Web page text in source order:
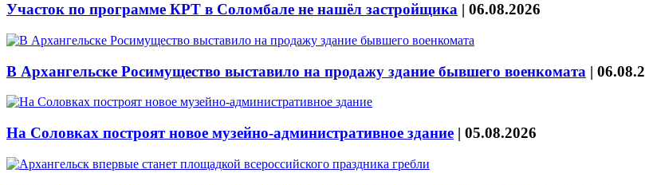
Участок по программе КРТ в Соломбале не нашёл застройщика | 06.08.2026
В Архангельске Росимущество выставило на продажу здание бывшего военкомата |
На Соловках построят новое музейно-административное здание | 05.08.2026